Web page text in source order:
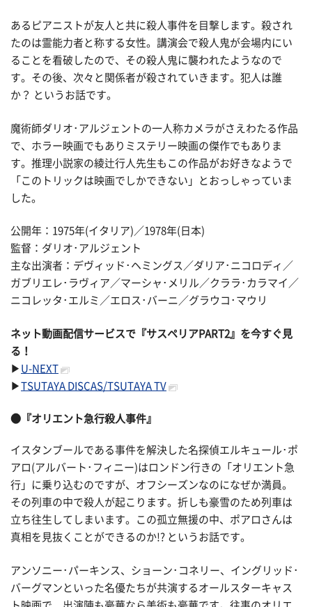
あるピアニストが友人と共に殺人事件を目撃します。殺され
たのは霊能力者と称する女性。講演会で殺人鬼が会場内にい
ることを看破したので、その殺人鬼に襲われたようなので
す。その後、次々と関係者が殺されていきます。犯人は誰
か？ というお話です。
魔術師ダリオ･アルジェントの一人称カメラがさえわたる作品
で、ホラー映画でもありミステリー映画の傑作でもありま
す。推理小説家の綾辻行人先生もこの作品がお好きなようで
「このトリックは映画でしかできない」とおっしゃっていま
した。
公開年：1975年(イタリア)／1978年(日本)
監督：ダリオ･アルジェント
主な出演者：デヴィッド･ヘミングス／ダリア･ニコロディ／
ガブリエレ･ラヴィア／マーシャ･メリル／クララ･カラマイ／
ニコレッタ･エルミ／エロス･バーニ／グラウコ･マウリ
ネット動画配信サービスで『サスペリアPART2』を今すぐ見
る！
▶ U-NEXT
▶ TSUTAYA DISCAS/TSUTAYA TV
●『オリエント急行殺人事件』
イスタンブールである事件を解決した名探偵エルキュール･ポ
アロ(アルバート･フィニー)はロンドン行きの「オリエント急
行」に乗り込むのですが、オフシーズンなのになぜか満員。
その列車の中で殺人が起こります。折しも豪雪のため列車は
立ち往生してしまいます。この孤立無援の中、ポアロさんは
真相を見抜くことができるのか!? というお話です。
アンソニー･パーキンス、ショーン･コネリー、イングリッド･
バーグマンといった名優たちが共演するオールスターキャス